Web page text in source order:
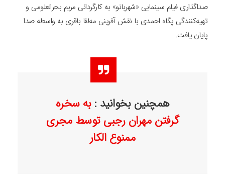
صداگذاری فیلم سینمایی «شهربانو» به کارگردانی مریم بحرالعلومی و
تهیه‌کنندگی پگاه احمدی با نقش آفرینی مه‌لقا باقری به واسطه صدا
پایان یافت.
همچنین بخوانید :به سخره
گرفتن مهران رجبی توسط مجری
ممنوع الکار